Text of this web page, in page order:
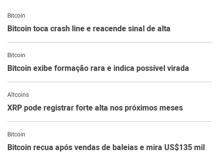
Bitcoin
Bitcoin toca crash line e reacende sinal de alta
Bitcoin
Bitcoin exibe formação rara e indica possível virada
Altcoins
XRP pode registrar forte alta nos próximos meses
Bitcoin
Bitcoin recua após vendas de baleias e mira US$135 mil